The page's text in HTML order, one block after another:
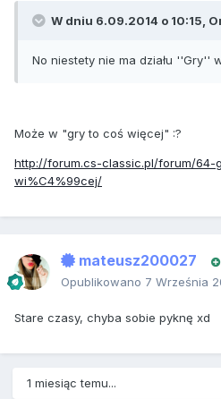
W dniu 6.09.2014 o 10:15,
No niestety nie ma działu ''Gry''
Może w "gry to coś więcej" :?
http://forum.cs-classic.pl/forum/64-
wi%C4%99cej/
mateusz200027
Opublikowano 7 Września
Stare czasy, chyba sobie pyknę xd
1 miesiąc temu...